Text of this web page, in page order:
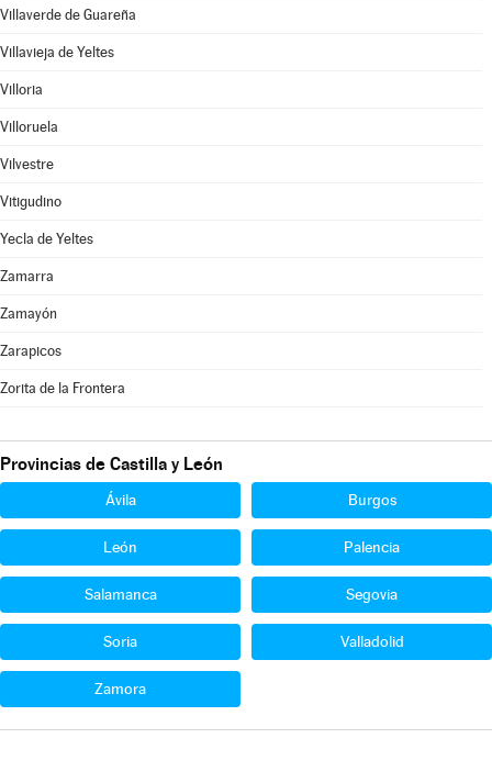
Villaverde de Guareña
Villavieja de Yeltes
Villoria
Villoruela
Vilvestre
Vitigudino
Yecla de Yeltes
Zamarra
Zamayón
Zarapicos
Zorita de la Frontera
Provincias de Castilla y León
Ávila Burgos
León Palencia
Salamanca Segovia
Soria Valladolid
Zamora